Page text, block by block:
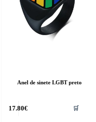
Anel de sinete LGBT preto
17.80€ 🛒